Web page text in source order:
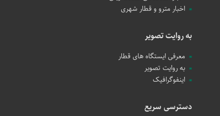
اخبار مترو و قطار شهری
به روایت تصویر
معرفی ایستگاه های قطار
به روایت تصویر
اینفوگرافیک
دسترسی سریع